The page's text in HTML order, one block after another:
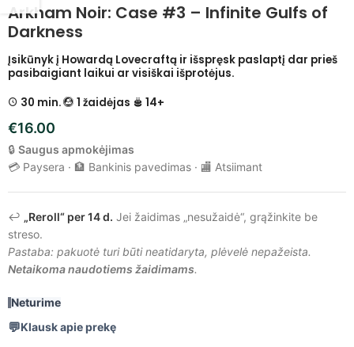
Arkham Noir: Case #3 – Infinite Gulfs of
Darkness
Įsikūnyk į Howardą Lovecraftą ir išspręsk paslaptį dar prieš
pasibaigiant laikui ar visiškai išprotėjus.
30 min.
1 žaidėjas 14+
€16.00
🔒 Saugus apmokėjimas
💳 Paysera · 🏦 Bankinis pavedimas · 🏬 Atsiimant
↩️ „Reroll“ per 14 d. Jei žaidimas „nesužaidė“, grąžinkite be
streso.
Pastaba: pakuotė turi būti neatidaryta, plėvelė nepažeista.
Netaikoma naudotiems žaidimams.
Neturime
Klausk apie prekę